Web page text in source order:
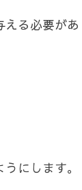
る必要があ
にします。